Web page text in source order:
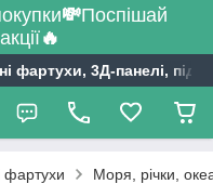
💸Поспішай
🔥
фартухи, 3Д-панелі,
фартухи Моря, річки,